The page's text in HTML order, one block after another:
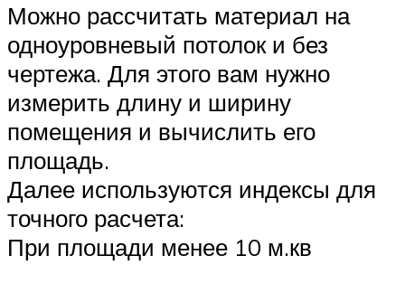
Можно рассчитать материал на
одноуровневый потолок и без
чертежа. Для этого вам нужно
измерить длину и ширину
помещения и вычислить его
площадь.
Далее используются индексы для
точного расчета:
При площади менее 10 м.кв